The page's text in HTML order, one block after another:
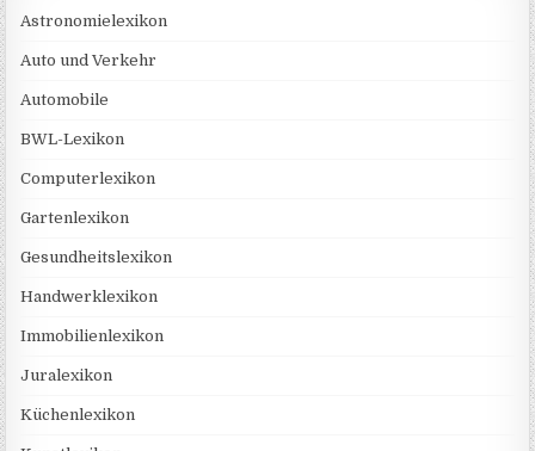
Astronomielexikon
Auto und Verkehr
Automobile
BWL-Lexikon
Computerlexikon
Gartenlexikon
Gesundheitslexikon
Handwerklexikon
Immobilienlexikon
Juralexikon
Küchenlexikon